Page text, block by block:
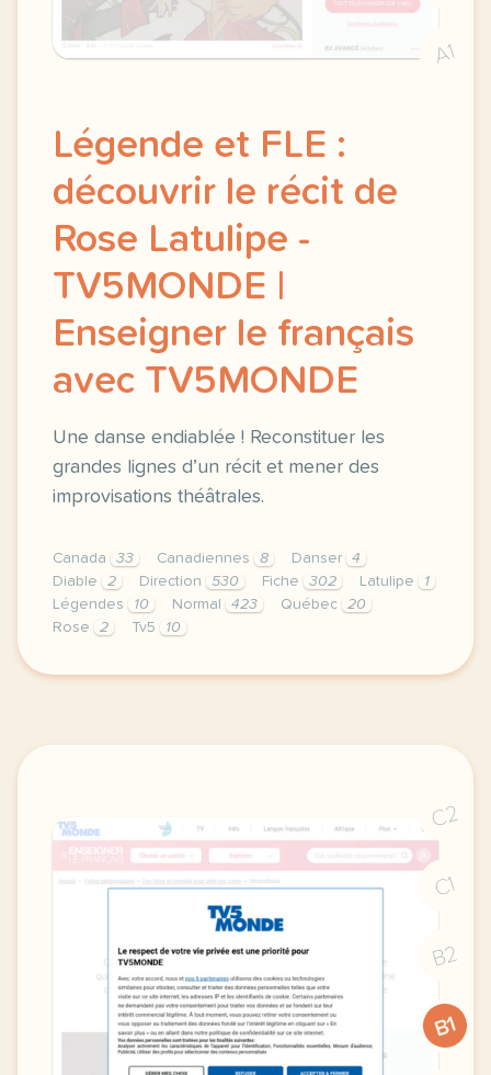
A1
Légende et FLE :
découvrir le récit de
Rose Latulipe -
TV5MONDE |
Enseigner le français
avec TV5MONDE
Une danse endiablée ! Reconstituer les
grandes lignes d’un récit et mener des
improvisations théâtrales.
Canada 33 Canadiennes 8 Danser
4
Diable
2 Direction 530 Fiche 302 Latulipe
1
Légendes
10 Normal 423 Québec
20
Rose
2 Tv5 10
didomi host didomi components button cursor
C2
C1
B2
B1